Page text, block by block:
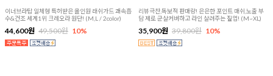
이너브라탑 일체형 특허받은 올인원 래쉬가드 쾌속흡
수&건조 세계1위 크레오라 원단! (M,L / 2color)
44,600원 49,500원 10%
리뷰극찬,독보적 판매량! 은은한 포인트 매쉬,노출 부
담 제로 군살커버하고 라인 살려주는 짚업! (M~XL)
35,900원 39,800원 10%